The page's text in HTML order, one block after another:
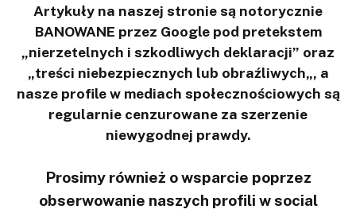
Artykuły na naszej stronie są notorycznie
BANOWANE przez Google pod pretekstem
„nierzetelnych i szkodliwych deklaracji” oraz
„treści niebezpiecznych lub obraźliwych„, a
nasze profile w mediach społecznościowych są
regularnie cenzurowane za szerzenie
niewygodnej prawdy.
Prosimy również o wsparcie poprzez
obserwowanie naszych profili w social